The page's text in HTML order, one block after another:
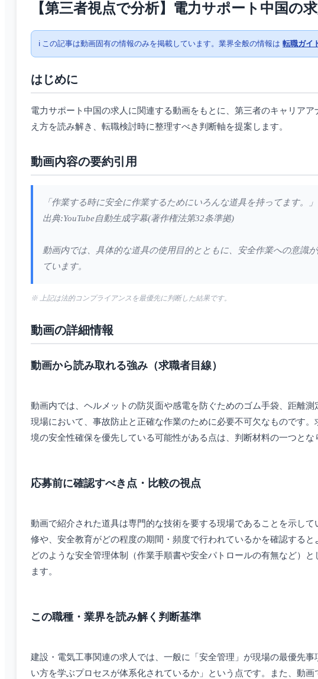
【第三者視点で分析】電力サポート中国の
ℹ️ この記事は動画固有の情報のみを掲載しています。業界全般の情報は 転職ガイ
はじめに
電力サポート中国の求人に関連する動画をもとに、第三者のキャリア
え方を読み解き、転職検討時に整理すべき判断軸を提案します。
動画内容の要約引用
「作業する時に安全に作業するためにいろんな道具を持ってます。」
出典:YouTube自動生成字幕(著作権法第32条準拠)
動画内では、具体的な道具の使用目的とともに、安全作業への意識
ています。
※ 上記は法的コンプライアンスを最優先に判断した結果です。
動画の詳細情報
動画から読み取れる強み（求職者目線）
動画内では、ヘルメットの防災面や感電を防ぐためのゴム手袋、距離
現場において、事故防止と正確な作業のために必要不可欠なものです
境の安全性確保を優先している可能性がある点は、判断材料の一つとな
応募前に確認すべき点・比較の視点
動画で紹介された道具は専門的な技術を要する現場であることを示し
修や、安全教育がどの程度の期間・頻度で行われているかを確認する
どのような安全管理体制（作業手順書や安全パトロールの有無など）
ます。
この職種・業界を読み解く判断基準
建設・電気工事関連の求人では、一般に「安全管理」が現場の最優先
い方を学ぶプロセスが体系化されているか」という点です。また、動